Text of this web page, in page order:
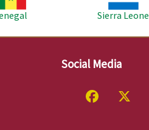
Sierra Leone
Social Media